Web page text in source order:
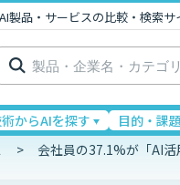
製品・サービスの比較・検索サ
索:
からAIを探す 目的・課
会社員の37.1%が「AI